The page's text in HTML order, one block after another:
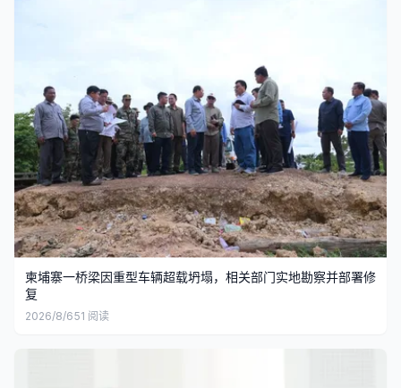
柬埔寨一桥梁因重型车辆超载坍塌，相关部门实地勘察并部署修
复
2026/8/651 阅读